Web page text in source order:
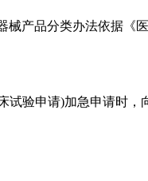
产品分类办法依据《
验申请)加急申请时，